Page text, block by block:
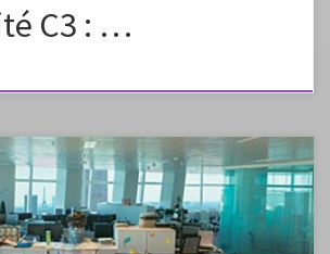
C3 : …
cadre de la continuité pédagogique Fiche à